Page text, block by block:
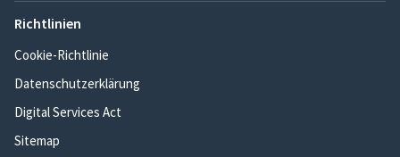
Richtlinien
Cookie-Richtlinie
Datenschutzerklärung
Digital Services Act
Sitemap